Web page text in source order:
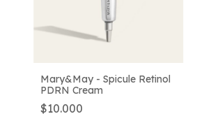
Mary&May - Spicule Retinol
PDRN Cream
$10.000